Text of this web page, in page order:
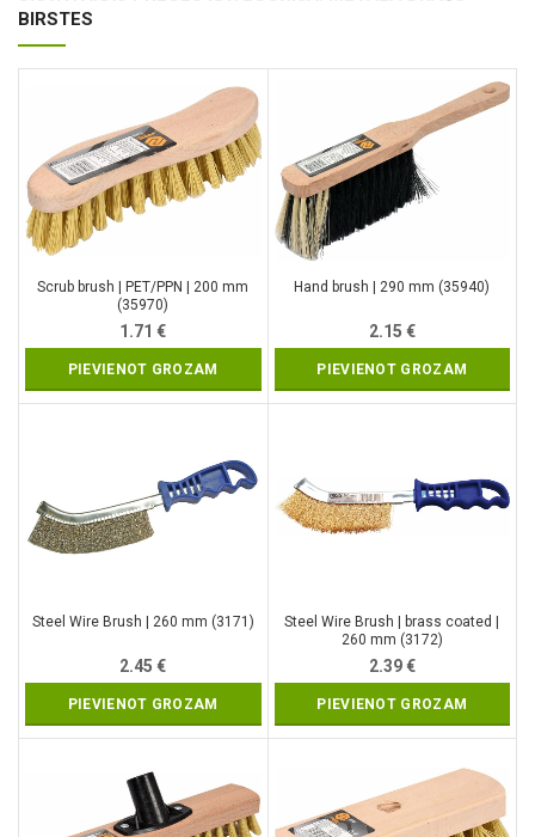
BIRSTES
Scrub brush | PET/PPN | 200 mm
(35970)
1.71€
PIEVIENOT GROZAM
Hand brush | 290 mm (35940)
2.15 €
PIEVIENOT GROZAM
Steel Wire Brush | 260 mm (3171)
2.45€
PIEVIENOT GROZAM
Steel Wire Brush | brass coated |
260 mm (3172)
2.39€
PIEVIENOT GROZAM